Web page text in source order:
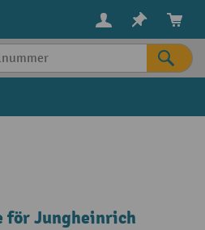
för Jungheinrich